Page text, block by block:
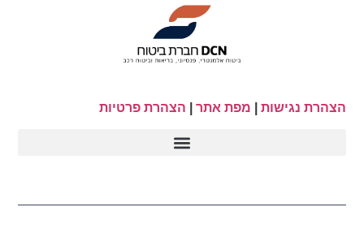
הצהרת נגישות| מפת אתר| הצהרת פרטיות